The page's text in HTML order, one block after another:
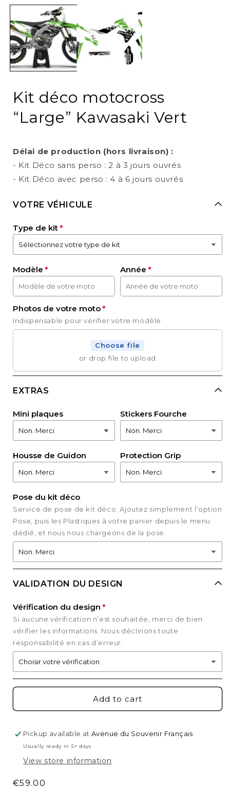
media
in
modal
Kit déco motocross
“Large” Kawasaki Vert
Délai de production (hors livraison) :
- Kit Déco sans perso : 2 à 3 jours ouvrés
- Kit Déco avec perso : 4 à 6 jours ouvrés
VOTRE VÉHICULE
Type de kit
Modèle Année
Photos de votre moto
Indispensable pour vérifier votre modèle
Choose file
or drop file to upload
EXTRAS
Mini plaques Stickers Fourche
Housse de Guidon Protection Grip
Pose du kit déco
Service de pose de kit déco. Ajoutez simplement l’option
Pose, puis les Plastiques à votre panier depuis le menu
dédié, et nous nous chargeons de la pose.
VALIDATION DU DESIGN
Vérification du design
Si aucune vérification n’est souhaitée, merci de bien
vérifier les informations. Nous déclinons toute
responsabilité en cas d’erreur.
Add to cart
Pickup available atAvenue du Souvenir Français
Usually ready in 5+ days
View store information
Regular
€59.00